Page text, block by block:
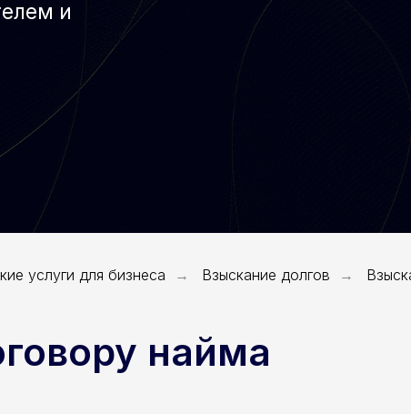
услуги для бизнеса → Взыскание долгов →
найма